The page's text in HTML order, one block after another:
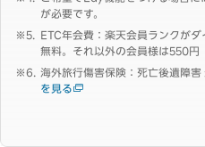
が必要です。
ETC年会費：楽天会員ランクが
無料。それ以外の会員様は550円
海外旅行傷害保険：死亡後遺障
を見る